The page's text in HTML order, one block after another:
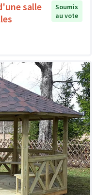
salle
Soumis
au vote